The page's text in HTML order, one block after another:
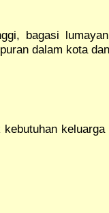
bagasi
dalam kota
kebutuhan